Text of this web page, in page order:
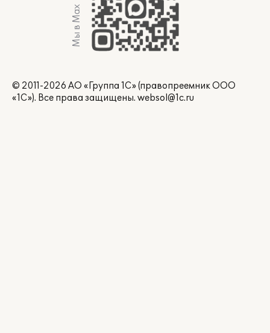
Мы в Max
© 2011-2026 АО «Группа 1С» (правопреемник ООО
«1С»). Все права защищены. websol@1c.ru